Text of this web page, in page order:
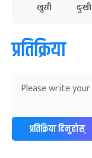
खुसी दुःखी
प्रतिक्रिया
प्रतिक्रिया दिनुहोस्